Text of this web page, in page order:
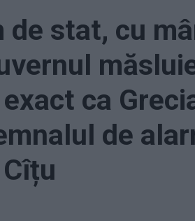
de stat, cu
ca
de